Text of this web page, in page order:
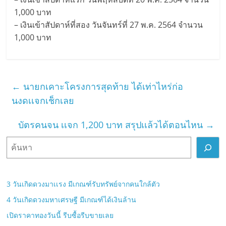
1,000 บาท
– เงินเข้าสัปดาห์ที่สอง วันจันทร์ที่ 27 พ.ค. 2564 จำนวน
1,000 บาท
← นายกเคาะโครงการสุดท้าย ได้เท่าไหร่ก่อ
นงดเเจกเช็กเลย
บัตรคนจน เเจก 1,200 บาท สรุปเเล้วได้ตอนไหน →
3 วันเกิดดวงมาเเรง มีเกณฑ์รับทรัพย์จากคนใกล้ตัว
4 วันเกิดดวงมหาเศรษฐี มีเกณฑ์ได้เงินล้าน
เปิดราคาทองวันนี้ รีบซื้อรีบขายเลย